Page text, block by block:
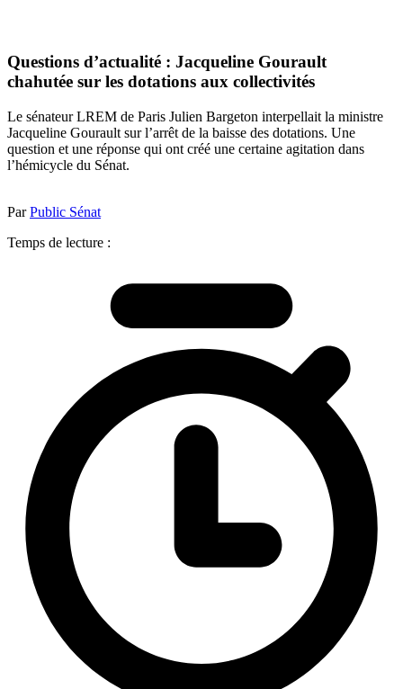
Questions d’actualité : Jacqueline Gourault
chahutée sur les dotations aux collectivités
Le sénateur LREM de Paris Julien Bargeton interpellait la ministre
Jacqueline Gourault sur l’arrêt de la baisse des dotations. Une
question et une réponse qui ont créé une certaine agitation dans
l’hémicycle du Sénat.
ParPublic Sénat
Temps de lecture :